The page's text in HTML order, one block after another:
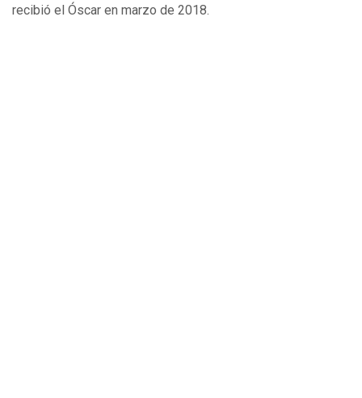
recibió el Óscar en marzo de 2018.